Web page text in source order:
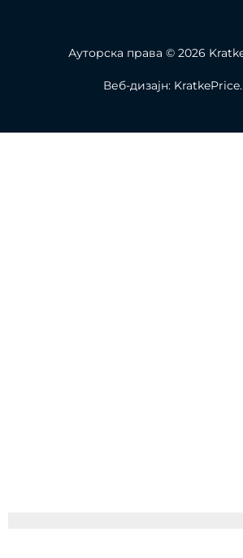
Ауторска права © 2026
Веб-дизајн: